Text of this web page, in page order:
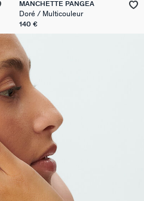
MANCHETTE PANGEA
Doré / Multicouleur
140 €